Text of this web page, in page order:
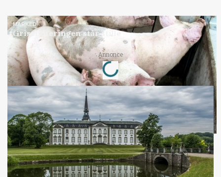
MARKED
Grisenoteringen står stille
Annonce
Loading...